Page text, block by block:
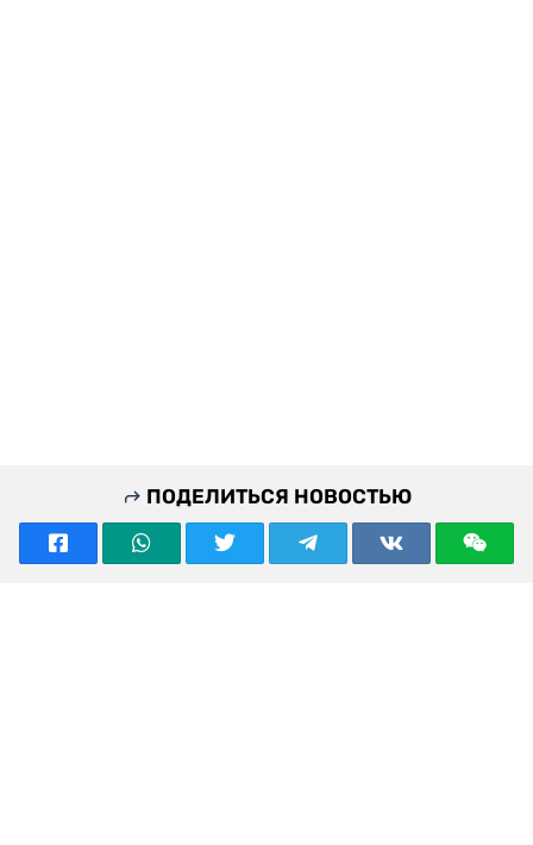
ПОДЕЛИТЬСЯ НОВОСТЬЮ